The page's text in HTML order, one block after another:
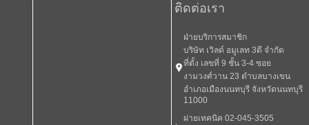
ติดต่อเรา
ฝ่ายบริการสมาชิก
บริษัท เวิลด์ อมูเลท 3ดี จำกัด
ที่ตั้ง เลขที่ 9 ชั้น 3-4 ซอย
งามวงศ์วาน 23 ตำบลบางเขน
อำเภอเมืองนนทบุรี จังหวัดนนทบุรี
11000
ผ่ายเทคนิค 02-045-3505